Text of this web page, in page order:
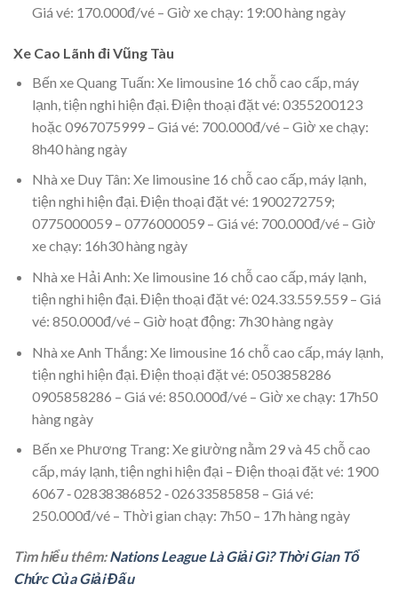
Giá vé: 170.000đ/vé – Giờ xe chạy: 19:00 hàng ngày
Xe Cao Lãnh đi Vũng Tàu
Bến xe Quang Tuấn: Xe limousine 16 chỗ cao cấp, máy
lạnh, tiện nghi hiện đại. Điện thoại đặt vé: 0355200123
hoặc 0967075999 – Giá vé: 700.000đ/vé – Giờ xe chạy:
8h40 hàng ngày
Nhà xe Duy Tân: Xe limousine 16 chỗ cao cấp, máy lạnh,
tiện nghi hiện đại. Điện thoại đặt vé: 1900272759;
0775000059 – 0776000059 – Giá vé: 700.000đ/vé – Giờ
xe chạy: 16h30 hàng ngày
Nhà xe Hải Anh: Xe limousine 16 chỗ cao cấp, máy lạnh,
tiện nghi hiện đại. Điện thoại đặt vé: 024.33.559.559 – Giá
vé: 850.000đ/vé – Giờ hoạt động: 7h30 hàng ngày
Nhà xe Anh Thắng: Xe limousine 16 chỗ cao cấp, máy lạnh,
tiện nghi hiện đại. Điện thoại đặt vé: 0503858286
0905858286 – Giá vé: 850.000đ/vé – Giờ xe chạy: 17h50
hàng ngày
Bến xe Phương Trang: Xe giường nằm 29 và 45 chỗ cao
cấp, máy lạnh, tiện nghi hiện đại – Điện thoại đặt vé: 1900
6067 ‑ 02838386852 ‑ 02633585858 – Giá vé:
250.000đ/vé – Thời gian chạy: 7h50 – 17h hàng ngày
Tìm hiểu thêm:Nations League Là Giải Gì? Thời Gian Tổ
Chức Của Giải Đấu